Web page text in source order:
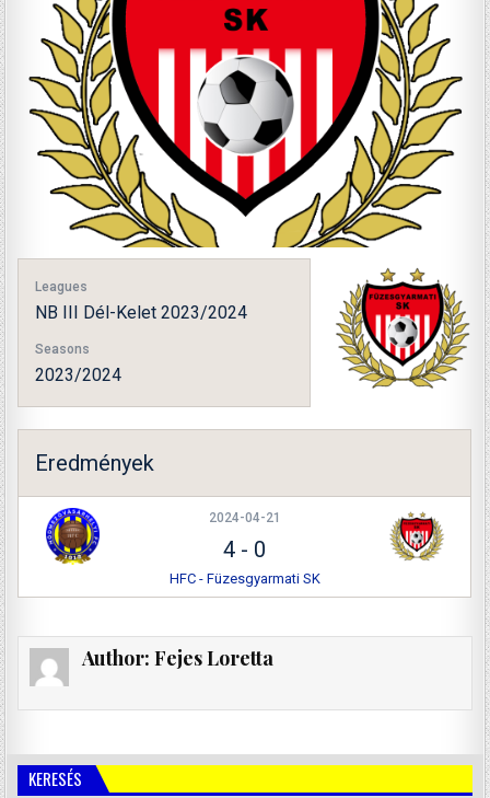
Leagues
NB III Dél-Kelet 2023/2024
Seasons
2023/2024
Eredmények
2024-04-21
4 - 0
HFC - Füzesgyarmati SK
Author: Fejes Loretta
KERESÉS